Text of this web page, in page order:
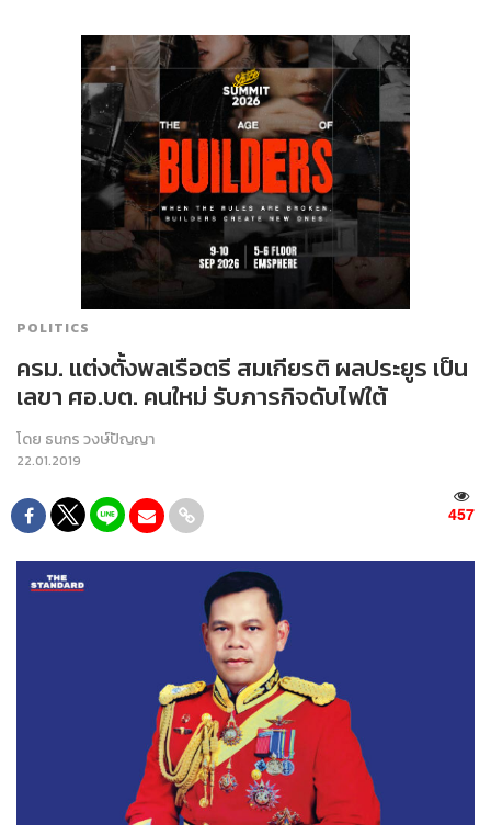
POLITICS
ครม. แต่งตั้งพลเรือตรี สมเกียรติ ผลประยูร เป็น
เลขา ศอ.บต. คนใหม่ รับภารกิจดับไฟใต้
โดย ธนกร วงษ์ปัญญา
22.01.2019
457